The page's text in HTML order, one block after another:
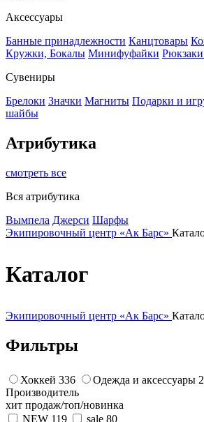
Аксессуары
Банные принадлежности Канцтовары
Кружки, Бокалы Минифуфайки
Сувениры
Брелоки Значки Магниты Подарки и
шайбы
Атрибутика
смотреть все
Вся атрибутика
Вымпела Джерси Шарфы
Экипировочный центр «Ак Барс»
Каталог
Экипировочный центр «Ак Барс»
Фильтры
Хоккей 336 Одежда и аксессуары
Производитель
хит продаж/топ/новинка
NEW 119 sale 80